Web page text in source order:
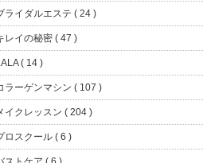
ライダルエステ ( 24 )
レイの秘密 ( 47 )
( 14 )
ラーゲンマシン ( 107 )
イクレッスン ( 204 )
ロスクール ( 6 )